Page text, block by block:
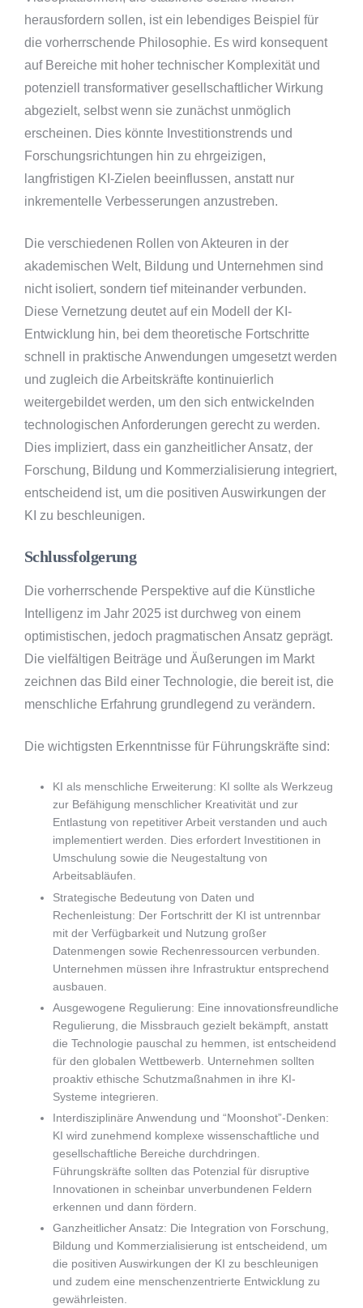
herausfordern sollen, ist ein lebendiges Beispiel für
die vorherrschende Philosophie. Es wird konsequent
auf Bereiche mit hoher technischer Komplexität und
potenziell transformativer gesellschaftlicher Wirkung
abgezielt, selbst wenn sie zunächst unmöglich
erscheinen. Dies könnte Investitionstrends und
Forschungsrichtungen hin zu ehrgeizigen,
langfristigen KI-Zielen beeinflussen, anstatt nur
inkrementelle Verbesserungen anzustreben.
Die verschiedenen Rollen von Akteuren in der
akademischen Welt, Bildung und Unternehmen sind
nicht isoliert, sondern tief miteinander verbunden.
Diese Vernetzung deutet auf ein Modell der KI-
Entwicklung hin, bei dem theoretische Fortschritte
schnell in praktische Anwendungen umgesetzt werden
und zugleich die Arbeitskräfte kontinuierlich
weitergebildet werden, um den sich entwickelnden
technologischen Anforderungen gerecht zu werden.
Dies impliziert, dass ein ganzheitlicher Ansatz, der
Forschung, Bildung und Kommerzialisierung integriert,
entscheidend ist, um die positiven Auswirkungen der
KI zu beschleunigen.
Schlussfolgerung
Die vorherrschende Perspektive auf die Künstliche
Intelligenz im Jahr 2025 ist durchweg von einem
optimistischen, jedoch pragmatischen Ansatz geprägt.
Die vielfältigen Beiträge und Äußerungen im Markt
zeichnen das Bild einer Technologie, die bereit ist, die
menschliche Erfahrung grundlegend zu verändern.
Die wichtigsten Erkenntnisse für Führungskräfte sind:
KI als menschliche Erweiterung: KI sollte als Werkzeug
zur Befähigung menschlicher Kreativität und zur
Entlastung von repetitiver Arbeit verstanden und auch
implementiert werden. Dies erfordert Investitionen in
Umschulung sowie die Neugestaltung von
Arbeitsabläufen.
Strategische Bedeutung von Daten und
Rechenleistung: Der Fortschritt der KI ist untrennbar
mit der Verfügbarkeit und Nutzung großer
Datenmengen sowie Rechenressourcen verbunden.
Unternehmen müssen ihre Infrastruktur entsprechend
ausbauen.
Ausgewogene Regulierung: Eine innovationsfreundliche
Regulierung, die Missbrauch gezielt bekämpft, anstatt
die Technologie pauschal zu hemmen, ist entscheidend
für den globalen Wettbewerb. Unternehmen sollten
proaktiv ethische Schutzmaßnahmen in ihre KI-
Systeme integrieren.
Interdisziplinäre Anwendung und “Moonshot”-Denken:
KI wird zunehmend komplexe wissenschaftliche und
gesellschaftliche Bereiche durchdringen.
Führungskräfte sollten das Potenzial für disruptive
Innovationen in scheinbar unverbundenen Feldern
erkennen und dann fördern.
Ganzheitlicher Ansatz: Die Integration von Forschung,
Bildung und Kommerzialisierung ist entscheidend, um
die positiven Auswirkungen der KI zu beschleunigen
und zudem eine menschenzentrierte Entwicklung zu
gewährleisten.